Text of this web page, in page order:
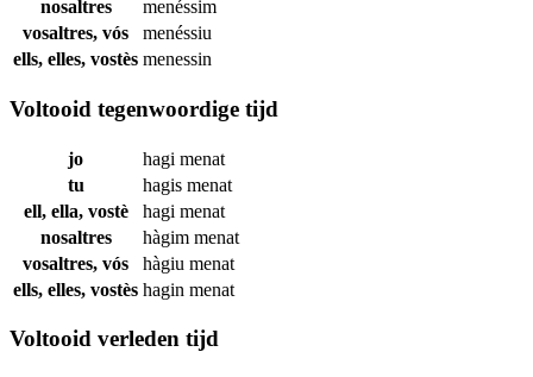
nosaltres
menéssim
vosaltres, vós
menéssiu
ells, elles, vostès menessin
Voltooid tegenwoordige tijd
jo hagi menat
tu
hagis menat
ell, ella, vostè
hagi menat
nosaltres
hàgim menat
vosaltres, vós
hàgiu menat
ells, elles, vostès hagin menat
Voltooid verleden tijd